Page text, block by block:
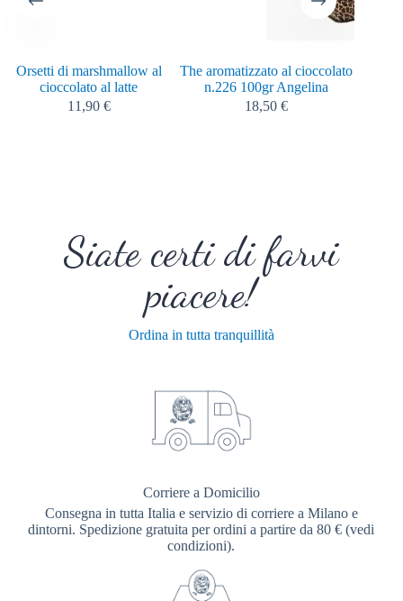
Orsetti di marshmallow al
cioccolato al latte
11,90 €
The aromatizzato al cioccolato
n.226 100gr Angelina
18,50 €
Siate certi di farvi
piacere!
Ordina in tutta tranquillità
Corriere a Domicilio
Consegna in tutta Italia e servizio di corriere a Milano e
dintorni. Spedizione gratuita per ordini a partire da 80 € (vedi
condizioni).